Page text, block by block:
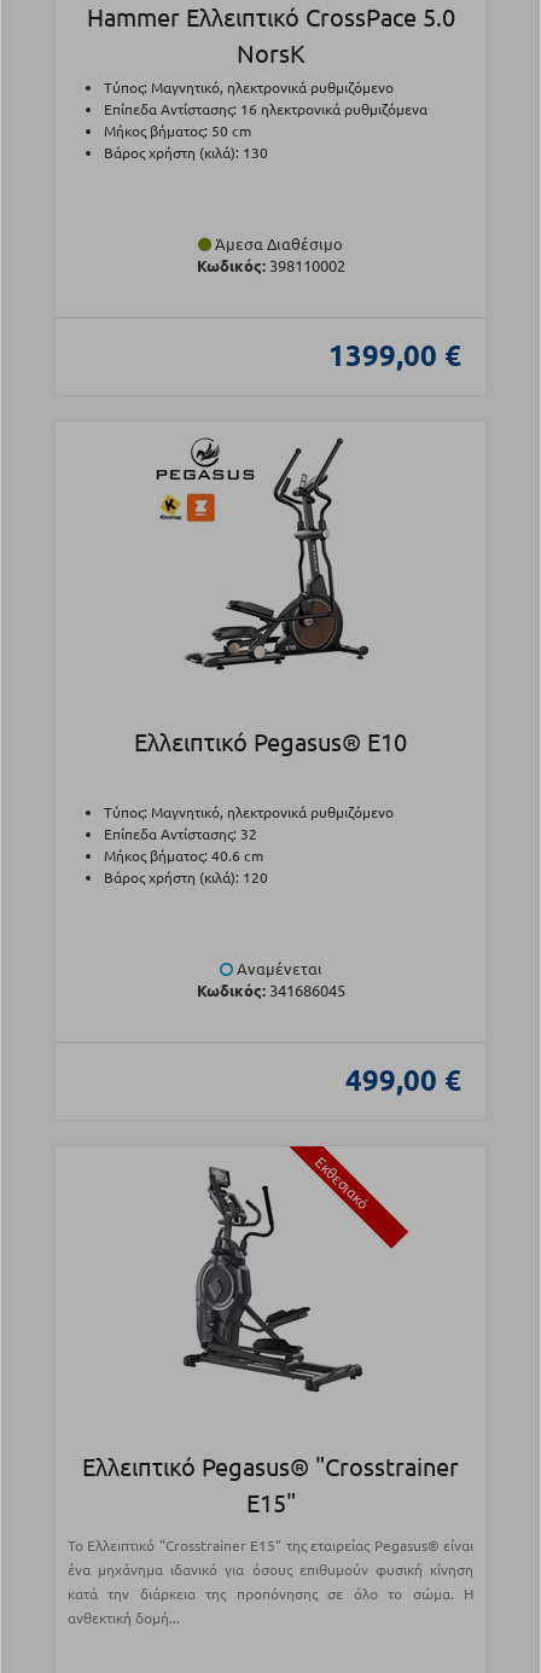
Hammer Ελλειπτικό CrossPace 5.0
NorsK
Τύπος: Μαγνητικό, ηλεκτρονικά ρυθμιζόμενο
Επίπεδα Αντίστασης: 16 ηλεκτρονικά ρυθμιζόμενα
Μήκος βήματος: 50 cm
Βάρος χρήστη (κιλά): 130
Άμεσα Διαθέσιμο
Κωδικός:398110002
1399,00 €
Ελλειπτικό Pegasus® Ε10
Τύπος: Μαγνητικό, ηλεκτρονικά ρυθμιζόμενο
Επίπεδα Αντίστασης: 32
Μήκος βήματος: 40.6 cm
Βάρος χρήστη (κιλά): 120
Αναμένεται
Κωδικός:341686045
499,00 €
Εκθεσιακό
Ελλειπτικό Pegasus® "Crosstrainer
E15"
Το Ελλειπτικό "Crosstrainer Ε15" της εταιρείας Pegasus® είναι
ένα μηχάνημα ιδανικό για όσους επιθυμούν φυσική κίνηση
κατά την διάρκεια της προπόνησης σε όλο το σώμα. Η
ανθεκτική δομή...